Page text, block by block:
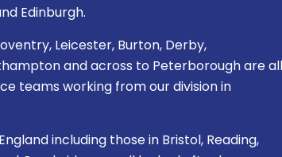
Edinburgh.
Leicester, Burton, Derby,
and across to Peterborough are all
teams working from our division in
including those in Bristol, Reading,